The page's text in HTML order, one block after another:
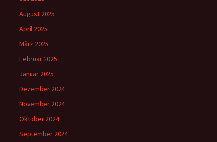
August 2025
April 2025
März 2025
Februar 2025
Januar 2025
Dezember 2024
November 2024
Oktober 2024
September 2024